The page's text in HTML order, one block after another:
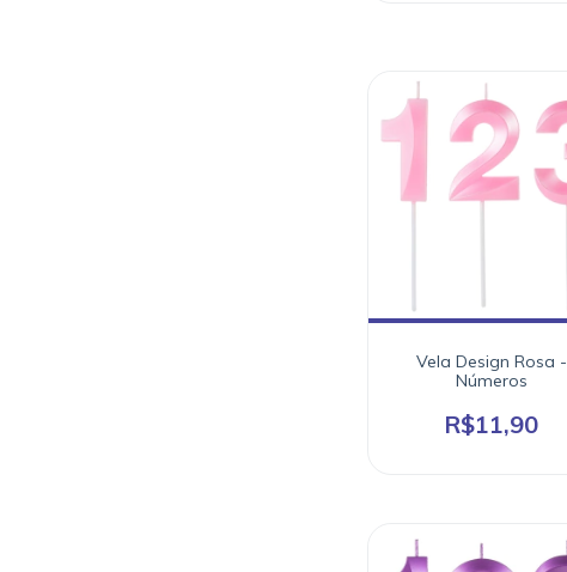
Vela Design Rosa -
Números
R$11,90